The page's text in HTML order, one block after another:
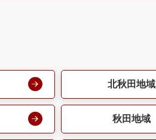
北秋田地域
秋田地域